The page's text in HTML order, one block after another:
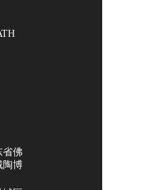
选TA！
届中国
国陶瓷
牌区
与差异
省佛
陶博